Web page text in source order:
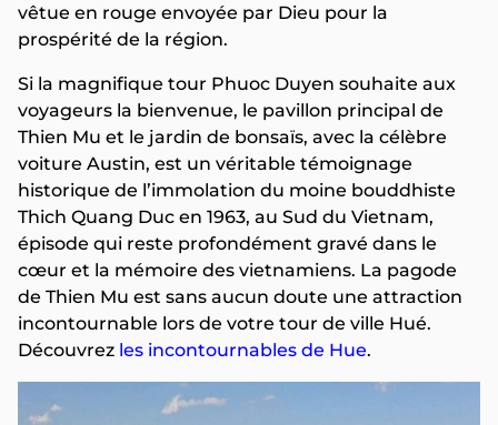
vêtue en rouge envoyée par Dieu pour la
prospérité de la région.
Si la magnifique tour Phuoc Duyen souhaite aux
voyageurs la bienvenue, le pavillon principal de
Thien Mu et le jardin de bonsaïs, avec la célèbre
voiture Austin, est un véritable témoignage
historique de l’immolation du moine bouddhiste
Thich Quang Duc en 1963, au Sud du Vietnam,
épisode qui reste profondément gravé dans le
cœur et la mémoire des vietnamiens. La pagode
de Thien Mu est sans aucun doute une attraction
incontournable lors de votre tour de ville Hué.
Découvrez les incontournables de Hue.